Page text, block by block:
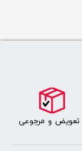
​​​تعویض و مرجوعی